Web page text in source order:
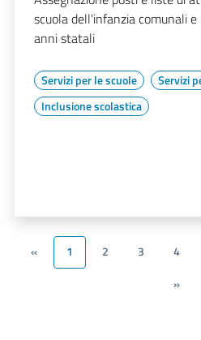
scuola dell'infanzia comunali
anni statali
Servizi per le scuole
Servizi
Inclusione scolastica
« 1 2 3 4
»